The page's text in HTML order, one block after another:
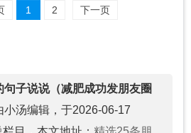
1 2 下一页
子说说（减肥成功发朋友圈
小汤编辑，于2026-06-17